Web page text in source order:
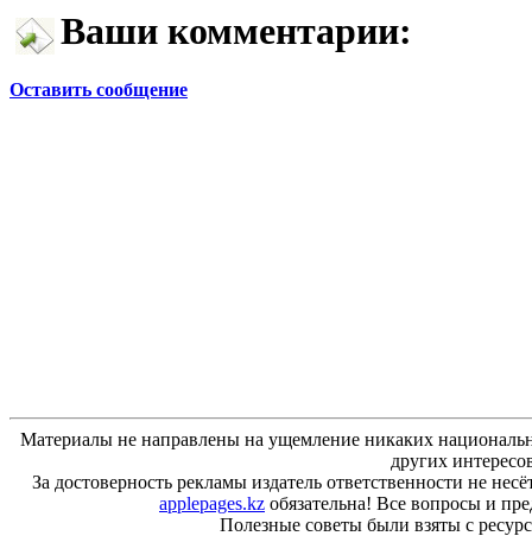
Ваши комментарии:
Оставить сообщение
Материалы не направлены на ущемление никаких
других
За достоверность рекламы издатель ответственности не
applepages.kz обязательна! Все вопросы и
Полезные советы были взяты с